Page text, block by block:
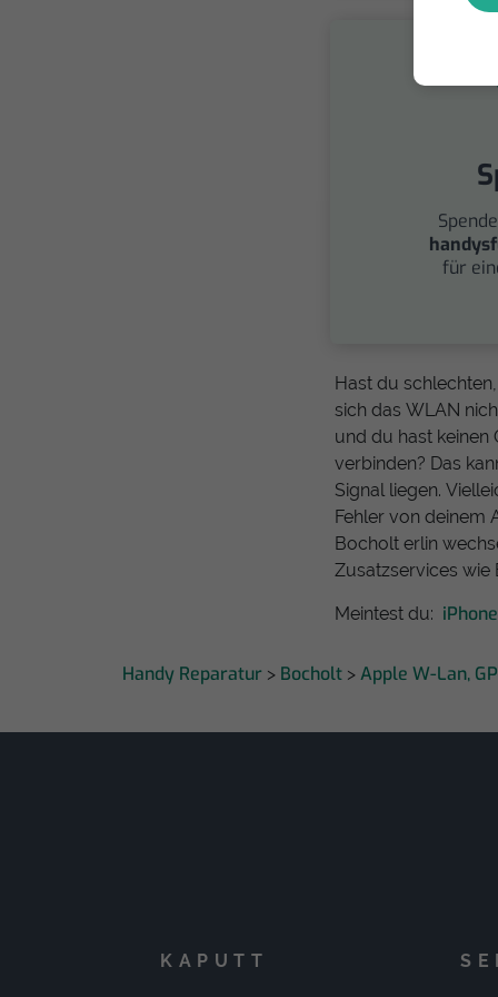
für
Hast du
sich das WLAN
und du hast keinen
verbinden? Das
Signal liegen.
Fehler von deinem
Bocholt erlin
Zusatzservices wie
Meintest du:
Handy Reparatur > Bocholt > Apple W-Lan,
KAPUTT